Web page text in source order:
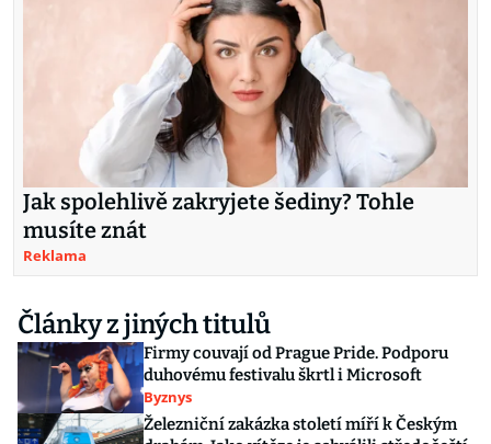
Jak spolehlivě zakryjete šediny? Tohle
musíte znát
Reklama
Články z jiných titulů
Firmy couvají od Prague Pride. Podporu
duhovému festivalu škrtl i Microsoft
Byznys
Železniční zakázka století míří k Českým